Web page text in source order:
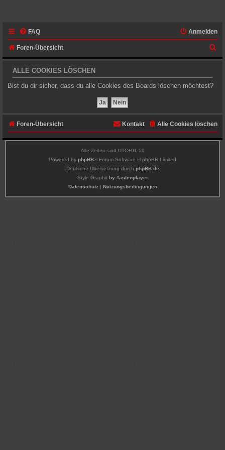
FAQ Anmelden
Foren-Übersicht
u
ALLE COOKIES LÖSCHEN
Bist du dir sicher, dass du alle Cookies des Boards löschen möchtest?
Foren-Übersicht Alle Cookies löschen
Kontakt
Alle Zeiten sind UTC+01:00
Powered by phpBB® Forum Software © phpBB Limited
Deutsche Übersetzung durch phpBB.de
Style Graphit by Tastenplayer
Datenschutz| Nutzungsbedingungen